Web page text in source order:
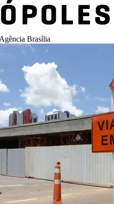
Brasília